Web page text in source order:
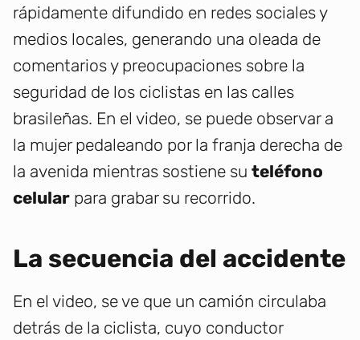
rápidamente difundido en redes sociales y
medios locales, generando una oleada de
comentarios y preocupaciones sobre la
seguridad de los ciclistas en las calles
brasileñas. En el video, se puede observar a
la mujer pedaleando por la franja derecha de
la avenida mientras sostiene su teléfono
celular para grabar su recorrido.
La secuencia del accidente
En el video, se ve que un camión circulaba
detrás de la ciclista, cuyo conductor